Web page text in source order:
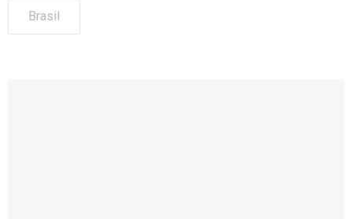
Brasil